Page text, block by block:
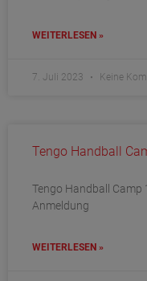
WEITERLESEN »
7. Juli 2023 Keine
Tengo Handball
Tengo Handball Camp
Anmeldung
WEITERLESEN »